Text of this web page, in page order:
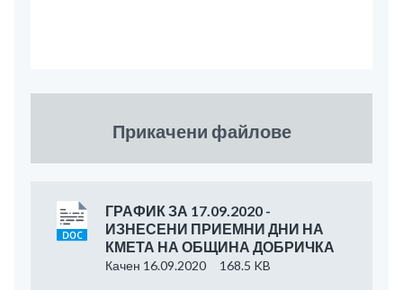
Прикачени файлове
ГРАФИК ЗА 17.09.2020 -
ИЗНЕСЕНИ ПРИЕМНИ ДНИ НА
КМЕТА НА ОБЩИНА ДОБРИЧКА
Качен 16.09.2020 168.5 KB